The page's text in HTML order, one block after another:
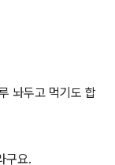
놔두고 먹기도 합
구요.